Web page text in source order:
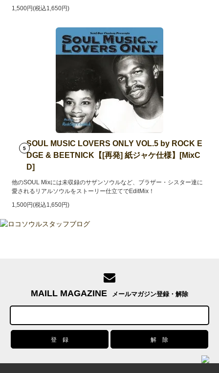
1,500円(税込1,650円)
5
SOUL MUSIC LOVERS ONLY VOL.5 by ROCK E
DGE & BEETNICK【[再発] 紙ジャケ仕様】[MixC
D]
他のSOUL Mixには未収録のサザンソウルなど、ブラザー・シスター達に
愛されるリアルソウルをストーリー仕立てでEditMix！
1,500円(税込1,650円)
MAILL MAGAZINE メールマガジン登録・解除